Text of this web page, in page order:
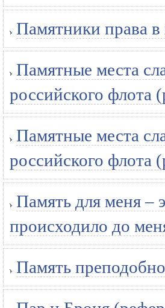
Памятники права в
Памятные места
российского флота
Памятные места
российского флота
Память для меня –
происходило до
Память